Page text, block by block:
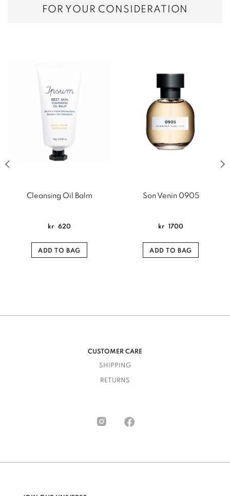
FOR YOUR CONSIDERATION
slide of related products slider
Cleansing Oil Balm
kr 620
ADD TO BAG
Son Venïn 0905
kr 1700
ADD TO BAG
CUSTOMER CARE
SHIPPING
RETURNS